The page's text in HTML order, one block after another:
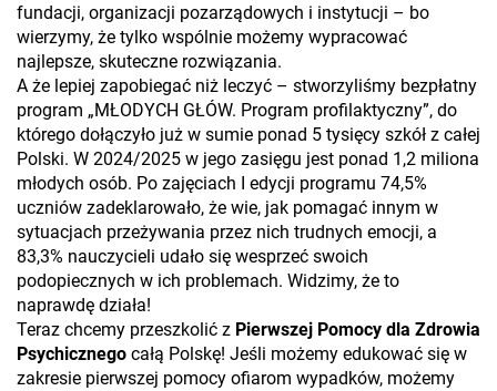
fundacji, organizacji pozarządowych i instytucji – bo
wierzymy, że tylko wspólnie możemy wypracować
najlepsze, skuteczne rozwiązania.
A że lepiej zapobiegać niż leczyć – stworzyliśmy bezpłatny
program „MŁODYCH GŁÓW. Program profilaktyczny”, do
którego dołączyło już w sumie ponad 5 tysięcy szkół z całej
Polski. W 2024/2025 w jego zasięgu jest ponad 1,2 miliona
młodych osób. Po zajęciach I edycji programu 74,5%
uczniów zadeklarowało, że wie, jak pomagać innym w
sytuacjach przeżywania przez nich trudnych emocji, a
83,3% nauczycieli udało się wesprzeć swoich
podopiecznych w ich problemach. Widzimy, że to
naprawdę działa!
Teraz chcemy przeszkolić z Pierwszej Pomocy dla Zdrowia
Psychicznego całą Polskę! Jeśli możemy edukować się w
zakresie pierwszej pomocy ofiarom wypadków, możemy